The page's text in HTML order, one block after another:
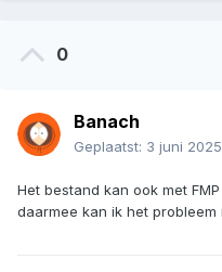
0
Banach
Geplaatst: 3 juni 2025
Het bestand kan ook met
daarmee kan ik het